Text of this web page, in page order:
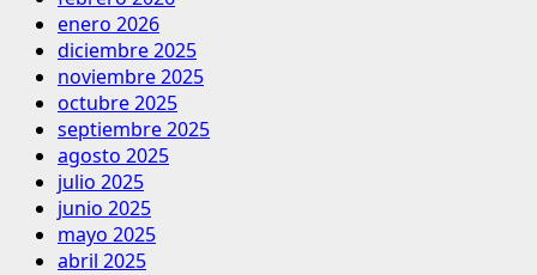
enero 2026
diciembre 2025
noviembre 2025
octubre 2025
septiembre 2025
agosto 2025
julio 2025
junio 2025
mayo 2025
abril 2025